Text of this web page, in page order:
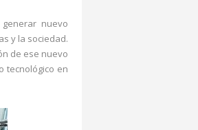
nuevo
y la sociedad.
de ese nuevo
tecnológico en